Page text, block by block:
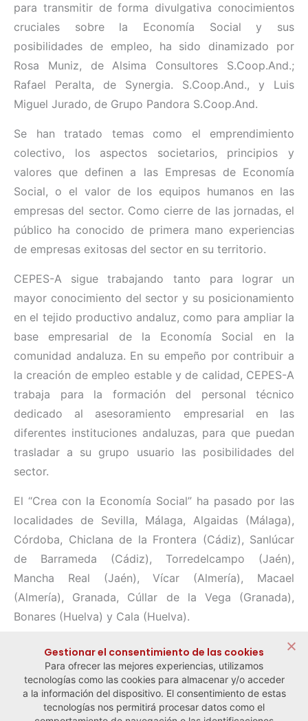
para transmitir de forma divulgativa conocimientos
cruciales sobre la Economía Social y sus
posibilidades de empleo, ha sido dinamizado por
Rosa Muniz, de Alsima Consultores S.Coop.And.;
Rafael Peralta, de Synergia. S.Coop.And., y Luis
Miguel Jurado, de Grupo Pandora S.Coop.And.
Se han tratado temas como el emprendimiento
colectivo, los aspectos societarios, principios y
valores que definen a las Empresas de Economía
Social, o el valor de los equipos humanos en las
empresas del sector. Como cierre de las jornadas, el
público ha conocido de primera mano experiencias
de empresas exitosas del sector en su territorio.
CEPES-A sigue trabajando tanto para lograr un
mayor conocimiento del sector y su posicionamiento
en el tejido productivo andaluz, como para ampliar la
base empresarial de la Economía Social en la
comunidad andaluza. En su empeño por contribuir a
la creación de empleo estable y de calidad, CEPES-A
trabaja para la formación del personal técnico
dedicado al asesoramiento empresarial en las
diferentes instituciones andaluzas, para que puedan
trasladar a su grupo usuario las posibilidades del
sector.
El “Crea con la Economía Social” ha pasado por las
localidades de Sevilla, Málaga, Algaidas (Málaga),
Córdoba, Chiclana de la Frontera (Cádiz), Sanlúcar
de Barrameda (Cádiz), Torredelcampo (Jaén),
Mancha Real (Jaén), Vícar (Almería), Macael
(Almería), Granada, Cúllar de la Vega (Granada),
Bonares (Huelva) y Cala (Huelva).
Gestionar el consentimiento de las cookies
Para ofrecer las mejores experiencias, utilizamos
tecnologías como las cookies para almacenar y/o acceder
a la información del dispositivo. El consentimiento de estas
tecnologías nos permitirá procesar datos como el